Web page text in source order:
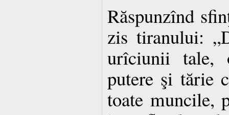
Răspunzînd
zis tiranului:
urîciunii tale,
putere şi tărie
toate muncile,